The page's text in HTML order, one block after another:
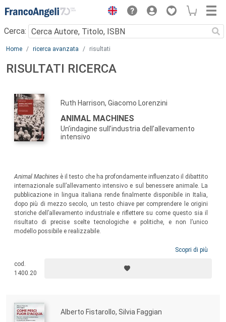
Menu
Cerca:
Main content
Home ricerca avanzata risultati
RISULTATI RICERCA
Ruth Harrison, Giacomo Lorenzini
ANIMAL MACHINES
Un’indagine sull’industria dell’allevamento
intensivo
Animal Machines è il testo che ha profondamente influenzato il dibattito
internazionale sull’allevamento intensivo e sul benessere animale. La
pubblicazione in lingua italiana rende finalmente disponibile in Italia,
dopo più di mezzo secolo, un testo chiave per comprendere le origini
storiche dell’allevamento industriale e riflettere su come questo sia il
risultato di precise scelte tecnologiche e politiche, e non l’unico
modello possibile e realizzabile.
Scopri di più
cod.
1400.20
Alberto Fistarollo, Silvia Faggian